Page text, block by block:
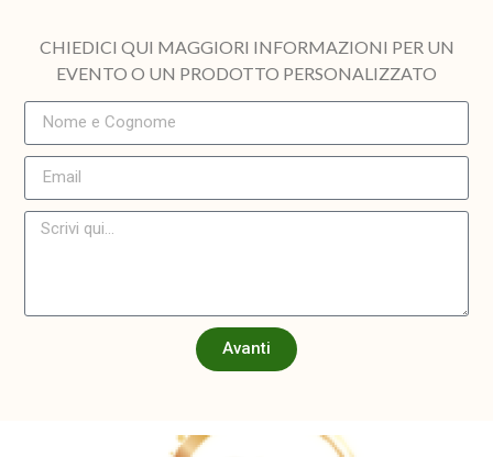
CHIEDICI QUI MAGGIORI INFORMAZIONI PER UN
EVENTO O UN PRODOTTO PERSONALIZZATO
Avanti